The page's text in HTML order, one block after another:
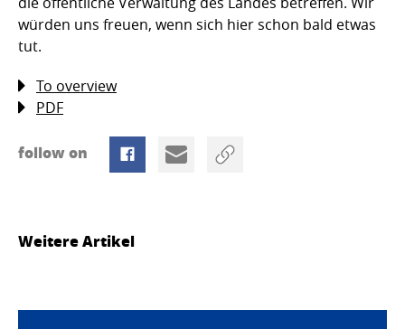
würden uns freuen, wenn sich hier schon bald etwas
tut.
To overview
PDF
follow on
Weitere Artikel